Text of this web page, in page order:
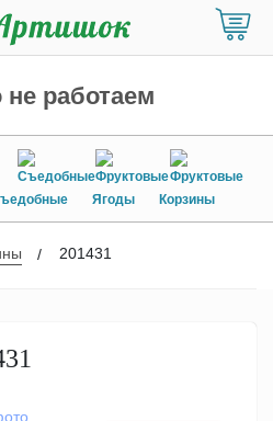
работаем
Ягоды Корзины
201431